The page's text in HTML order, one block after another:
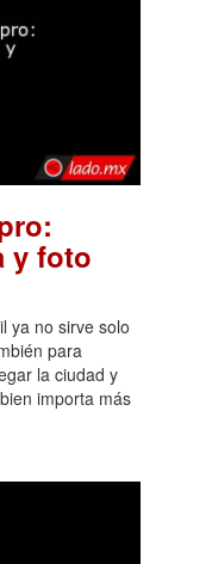
y foto
ya no sirve solo
para
la ciudad y
importa más